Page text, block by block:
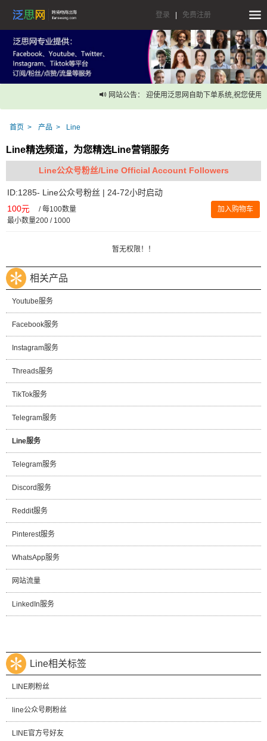
登录 免费注册
网站公告： 迎使用泛思网自助下单系统,祝您使用愉
首页 产品 Line
Line精选频道，为您精选Line营销服务
Line公众号粉丝/Line Official Account Followers
ID:1285- Line公众号粉丝 | 24-72小时启动
100元 /每100数量
最小数量200 / 1000
加入购物车
暂无权限！！
相关产品
Youtube服务
Facebook服务
Instagram服务
Threads服务
TikTok服务
Telegram服务
Line服务
Telegram服务
Discord服务
Reddit服务
Pinterest服务
WhatsApp服务
网站流量
LinkedIn服务
Line相关标签
LINE刷粉丝
line公众号刷粉丝
LINE官方号好友